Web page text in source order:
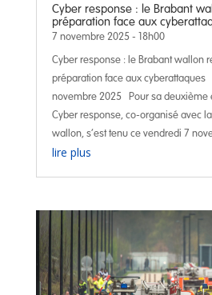
Cyber response : le Brabant
préparation face aux
7 novembre 2025 - 18h00
Cyber response : le Brabant wallon
préparation face aux
novembre 2025 Pour sa deuxième
Cyber response, co-organisé avec
wallon, s’est tenu ce vendredi 7
lire plus